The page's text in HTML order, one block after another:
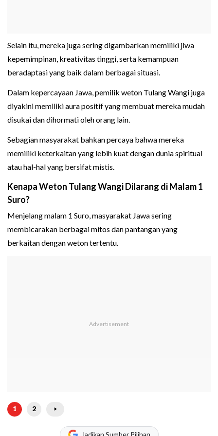
Selain itu, mereka juga sering digambarkan memiliki jiwa
kepemimpinan, kreativitas tinggi, serta kemampuan
beradaptasi yang baik dalam berbagai situasi.
Dalam kepercayaan Jawa, pemilik weton Tulang Wangi juga
diyakini memiliki aura positif yang membuat mereka mudah
disukai dan dihormati oleh orang lain.
Sebagian masyarakat bahkan percaya bahwa mereka
memiliki keterkaitan yang lebih kuat dengan dunia spiritual
atau hal-hal yang bersifat mistis.
Kenapa Weton Tulang Wangi Dilarang di Malam 1
Suro?
Menjelang malam 1 Suro, masyarakat Jawa sering
membicarakan berbagai mitos dan pantangan yang
berkaitan dengan weton tertentu.
1 2 >
Jadikan Sumber Pilihan